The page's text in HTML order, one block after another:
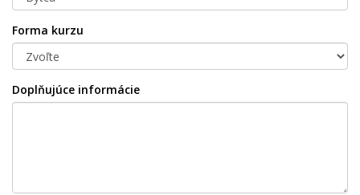
Forma kurzu
Doplňujúce informácie